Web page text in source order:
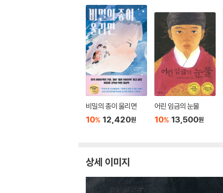
비밀의 종이 울리면
10% 12,420원
어린 임금의 눈물
10% 13,500원
상세 이미지